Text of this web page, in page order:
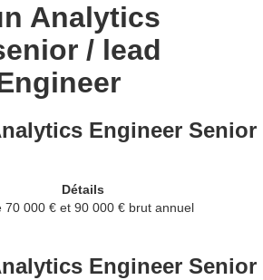
Analytics
/ lead
Engineer Senior
Détails
70 000 € et 90 000 € brut annuel
Engineer Senior